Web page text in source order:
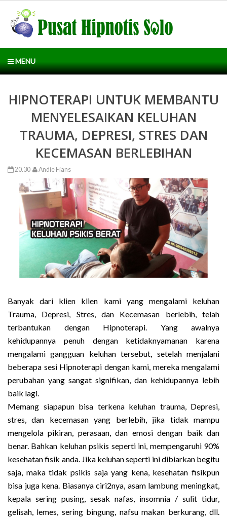
MENU
HIPNOTERAPI UNTUK MEMBANTU
MENYELESAIKAN KELUHAN
TRAUMA, DEPRESI, STRES DAN
KECEMASAN BERLEBIHAN
20.30 Andie Fians
Banyak dari klien klien kami yang mengalami keluhan
Trauma, Depresi, Stres, dan Kecemasan berlebih, telah
terbantukan dengan Hipnoterapi. Yang awalnya
kehidupannya penuh dengan ketidaknyamanan karena
mengalami gangguan keluhan tersebut, setelah menjalani
beberapa sesi Hipnoterapi dengan kami, mereka mengalami
perubahan yang sangat signifikan, dan kehidupannya lebih
baik lagi.
Memang siapapun bisa terkena keluhan trauma, Depresi,
stres, dan kecemasan yang berlebih, jika tidak mampu
mengelola pikiran, perasaan, dan emosi dengan baik dan
benar. Bahkan keluhan psikis seperti ini, mempengaruhi 90%
kesehatan fisik anda. Jika keluhan seperti ini dibiarkan begitu
saja, maka tidak psikis saja yang kena, kesehatan fisikpun
bisa juga kena. Biasanya ciri2nya, asam lambung meningkat,
kepala sering pusing, sesak nafas, insomnia / sulit tidur,
gelisah, lemes, sering bingung, nafsu makan berkurang, dll.